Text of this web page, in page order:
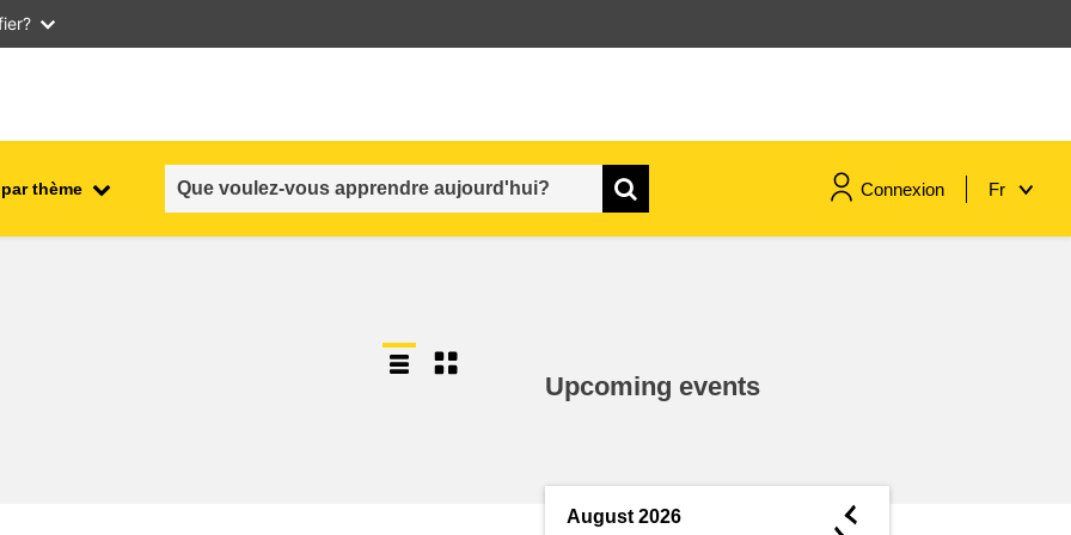
thème Connexion Fr
salubrité et sécurité alimentaire
connaissances
Upcoming events
August 2026 ◄